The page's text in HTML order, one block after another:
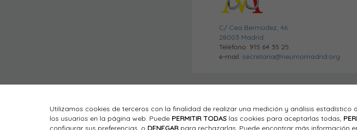
C/ Cea Bermúdez, 46
28003 Madrid
Teléfono: 915 64 35 25
e-mail: secretaria@neumomadrid.org
Viajes El Corte Inglés
Utilizamos cookies de terceros con la finalidad de realizar una medición y análisis estadístico
los usuarios en la página web. Puede PERMITIR TODAS las cookies para aceptarlas todas,
configurar sus preferencias, o DENEGAR para rechazarlas. Puede encontrar más información